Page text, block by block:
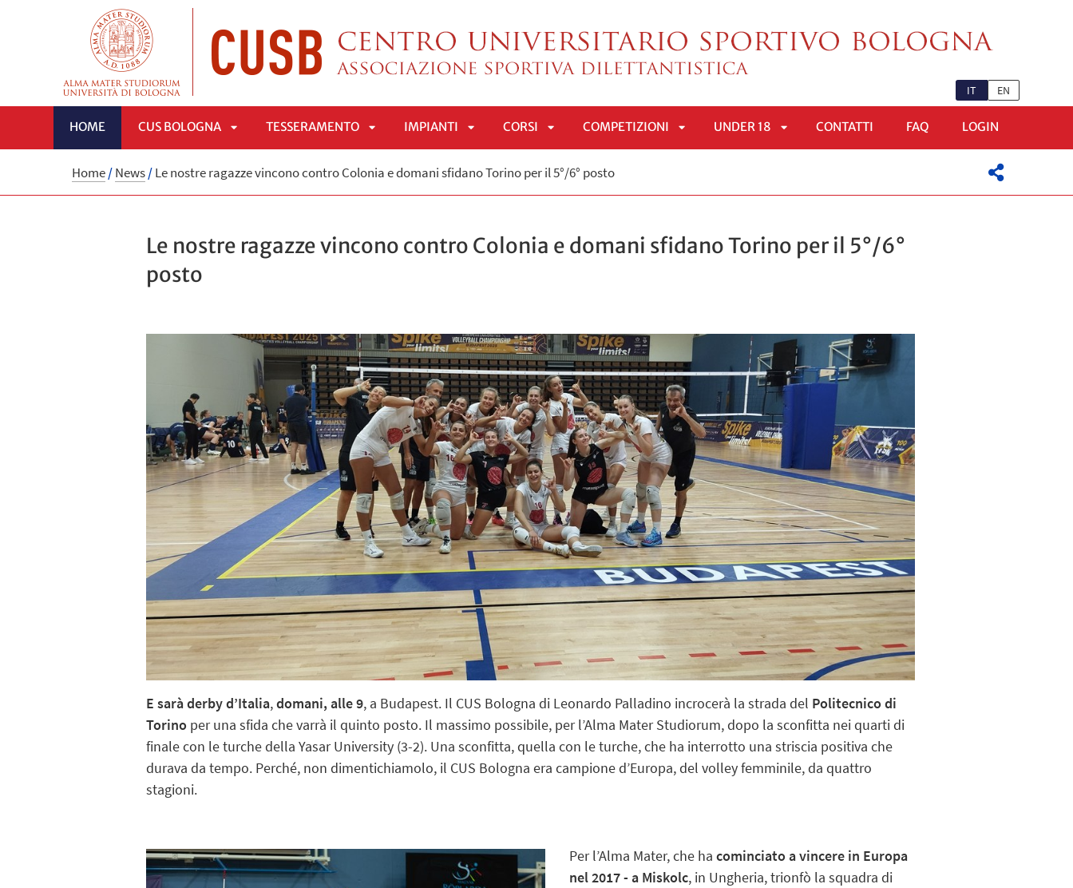
IT EN
HOME CUS BOLOGNA
APRI
TESSERAMENTO
APRI
IMPIANTI
APRI
CORSI
APRI
COMPETIZIONI UNDER 18 CONTATTI FAQ LOGIN
Home/News/Le nostre ragazze vincono contro Colonia e domani sfidano Torino per il 5°/6° posto
Le nostre ragazze vincono contro Colonia e domani sfidano Torino per il 5°/6°
posto
E sarà derby d’Italia,domani, alle 9, a Budapest. Il CUS Bologna di Leonardo Palladino incrocerà la strada del Politecnico di
Torino per una sfida che varrà il quinto posto. Il massimo possibile, per l’Alma Mater Studiorum, dopo la sconfitta nei quarti di
finale con le turche della Yasar University (3-2). Una sconfitta, quella con le turche, che ha interrotto una striscia positiva che
durava da tempo. Perché, non dimentichiamolo, il CUS Bologna era campione d’Europa, del volley femminile, da quattro
stagioni.
Per l’Alma Mater, che hacominciato a vincere in Europa
nel 2017 - a Miskolc, in Ungheria, trionfò la squadra di